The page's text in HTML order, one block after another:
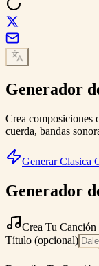
Generador
Crea composiciones
cuerda, bandas
Generar Clasica
Generador
Crea Tu Canción
Título (opcional)